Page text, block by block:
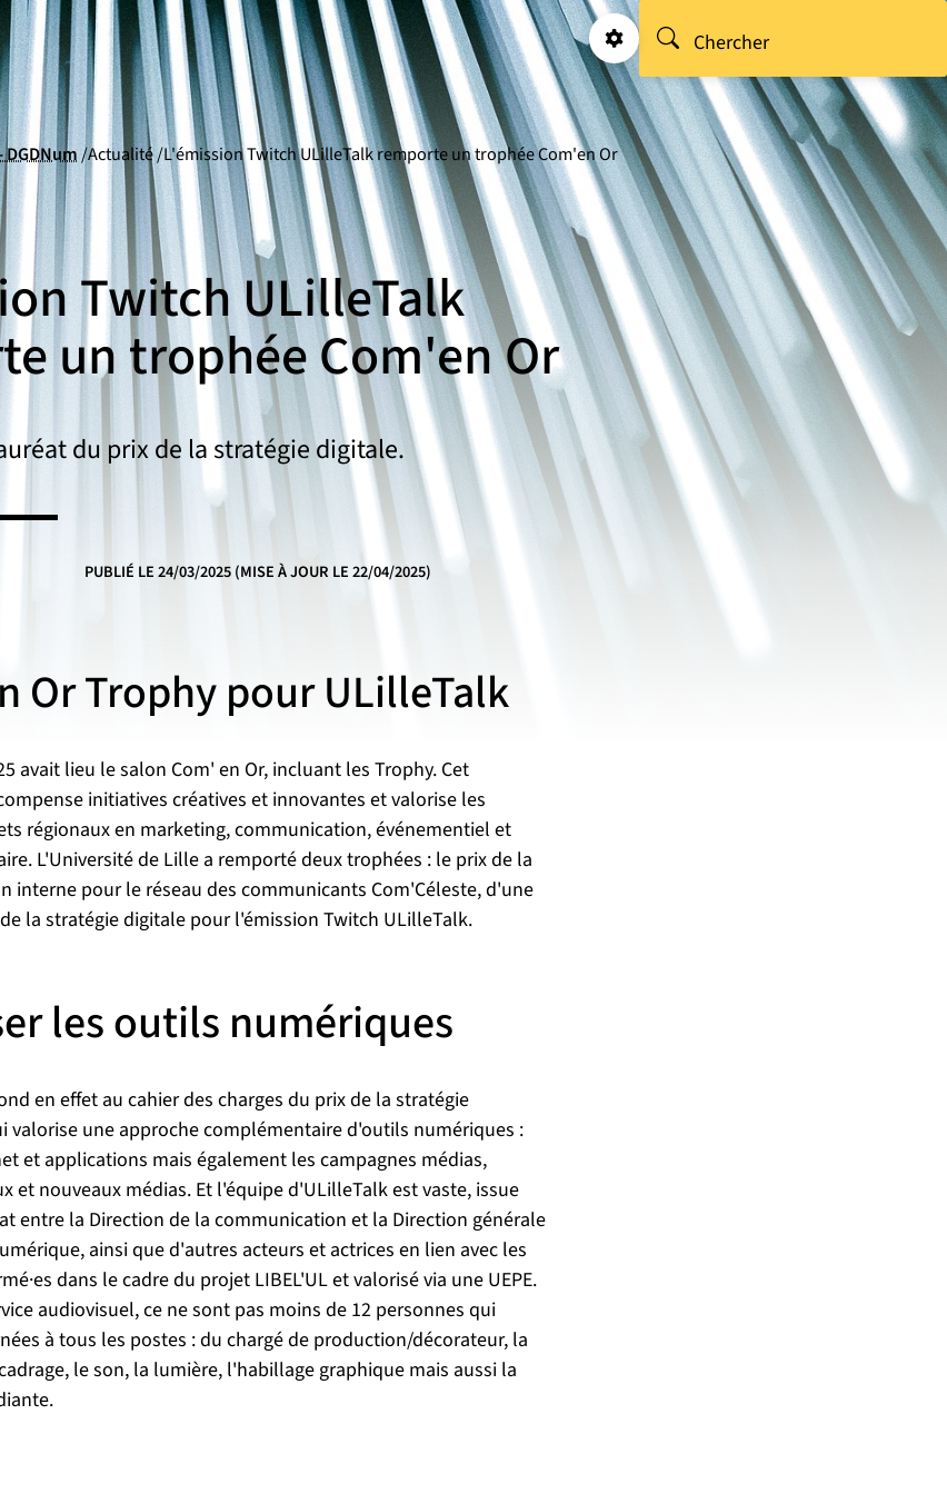
Paramétrages
Chercher
Rechercher
numérique
Actualité L'émission Twitch ULilleTalk remporte un trophée Com'en Or
Twitch ULilleTalk
un trophée Com'en Or
du prix de la stratégie digitale.
PUBLIÉ LE24/03/2025(MISE À JOUR LE 22/04/2025)
Or Trophy pour ULilleTalk
avait lieu le salon Com' en Or, incluant les Trophy. Cet
initiatives créatives et innovantes et valorise les
régionaux en marketing, communication, événementiel et
L'Université de Lille a remporté deux trophées : le prix de la
interne pour le réseau des communicants Com'Céleste, d'une
la stratégie digitale pour l'émission Twitch ULilleTalk.
les outils numériques
en effet au cahier des charges du prix de la stratégie
valorise une approche complémentaire d'outils numériques :
et applications mais également les campagnes médias,
et nouveaux médias. Et l'équipe d'ULilleTalk est vaste, issue
entre la Direction de la communication et la Direction générale
ainsi que d'autres acteurs et actrices en lien avec les
dans le cadre du projet LIBEL'UL et valorisé via une UEPE.
audiovisuel, ce ne sont pas moins de 12 personnes qui
à tous les postes : du chargé de production/décorateur, la
le son, la lumière, l'habillage graphique mais aussi la